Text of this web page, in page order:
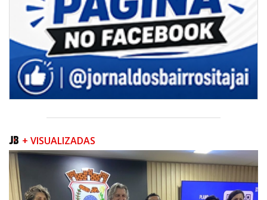
08/08/2026 | 07:00
Teatro Bruno Nitz terá concerto “Rock ao Piano” neste sábado
+ VISUALIZADAS